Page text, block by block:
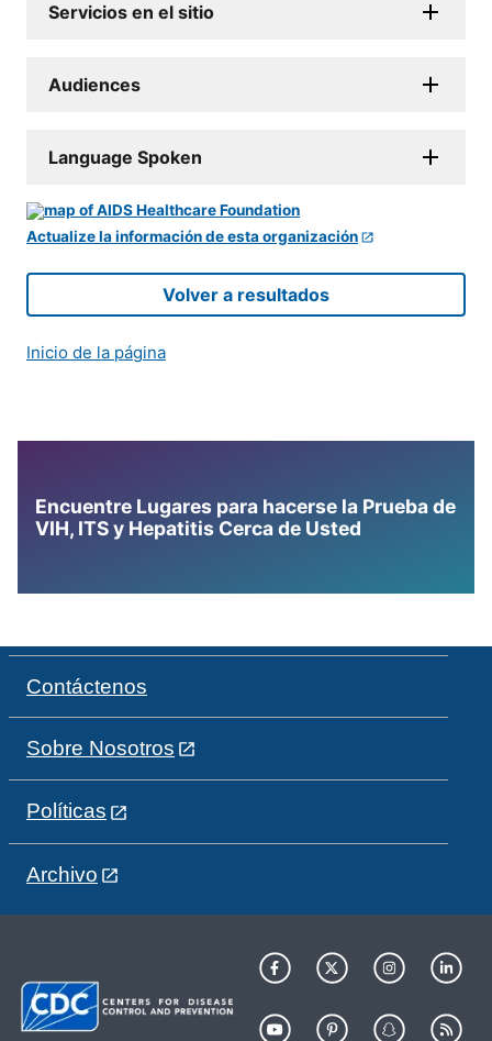
Servicios en el sitio
Audiences
Language Spoken
Actualize la información de esta organización
Volver a resultados
Inicio de la página
Encuentre Lugares para hacerse la Prueba de
VIH, ITS y Hepatitis Cerca de Usted
Contáctenos
Sobre Nosotros
Políticas
Archivo